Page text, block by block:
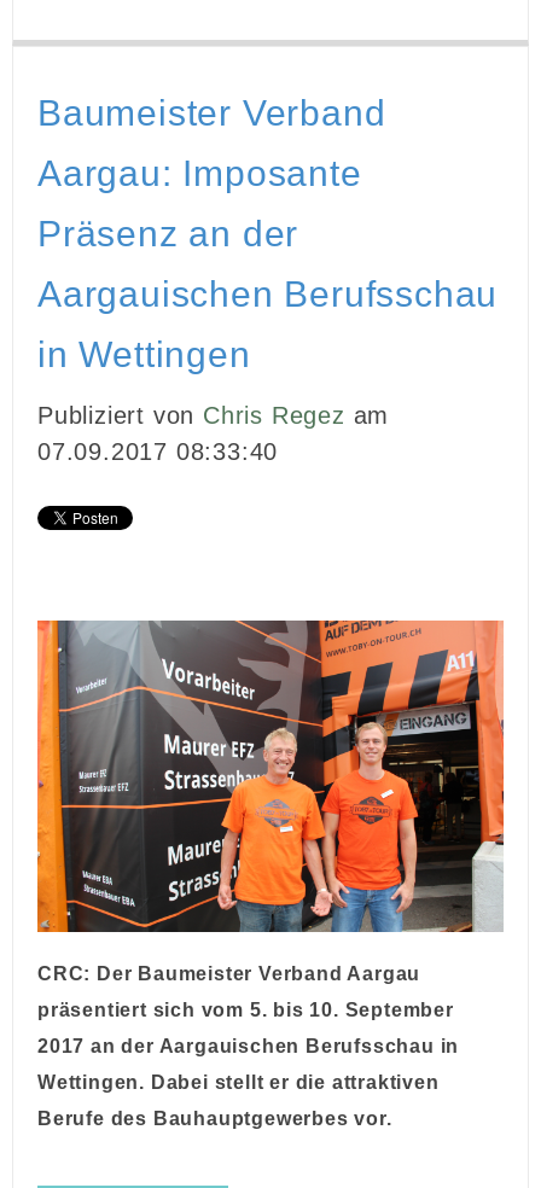
Baumeister Verband
Aargau: Imposante
Präsenz an der
Aargauischen Berufsschau
in Wettingen
Publiziert von Chris Regez am
07.09.2017 08:33:40
CRC: Der Baumeister Verband Aargau
präsentiert sich vom 5. bis 10. September
2017 an der Aargauischen Berufsschau in
Wettingen. Dabei stellt er die attraktiven
Berufe des Bauhauptgewerbes vor.